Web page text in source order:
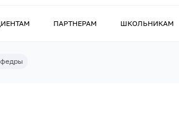
ПАРТНЕРАМ ШКОЛЬНИКАМ